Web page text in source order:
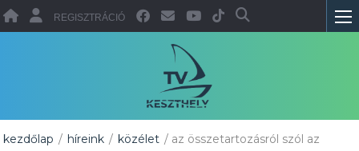
REGISZTRÁCIÓ
kezdőlap / híreink / közélet / az összetartozásról szól az